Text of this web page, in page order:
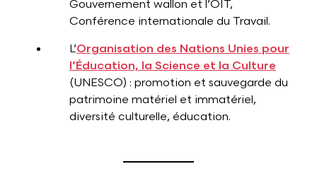
Gouvernement wallon et l’OIT,
Conférence internationale du Travail.
L’Organisation des Nations Unies pour
l’Éducation, la Science et la Culture
(UNESCO) : promotion et sauvegarde du
patrimoine matériel et immatériel,
diversité culturelle, éducation.